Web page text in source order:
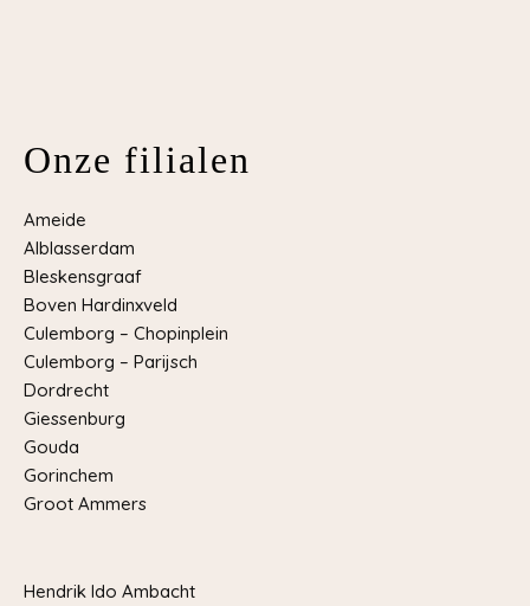
Onze filialen
Ameide
Alblasserdam
Bleskensgraaf
Boven Hardinxveld
Culemborg – Chopinplein
Culemborg – Parijsch
Dordrecht
Giessenburg
Gouda
Gorinchem
Groot Ammers
Hendrik Ido Ambacht